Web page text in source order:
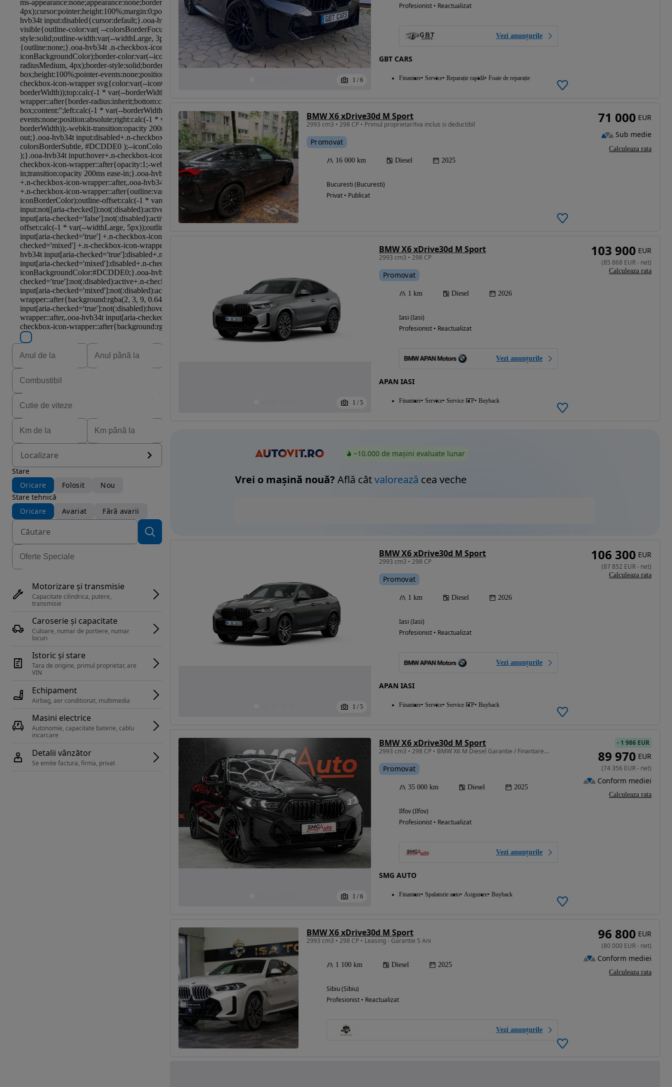
Localizare
Stare
Oricare
Folosit
Nou
Stare tehnică
Oricare
Avariat Fără avarii
Motorizare și transmisie
Capacitate cilindrica, putere,
transmisie
Caroserie și capacitate
Culoare, numar de portiere, numar
locuri
Istoric și stare
Tara de origine, primul proprietar, are
Echipament
Airbag, aer conditionat, multimedia
Masini electrice
Autonomie, capacitate baterie, cablu
Detalii vânzător
Se emite factura, firma, privat
1 / 6
Profesionist • Reactualizat
Vezi anunțurile
GBT CARS
Finantare Service Reparație rapidă Foaie de reparație
BMW X6 xDrive30d M Sport
2993 cm3 • 298 CP • Primul proprietar/tva inclus si deductibil
Promovat
16 000 km Diesel 2025
Bucuresti (Bucuresti)
Privat • Publicat
71 000 EUR
Sub medie
Calculeaza rata
1 / 5
BMW X6 xDrive30d M Sport
2993 cm3 • 298 CP
Promovat
1 km Diesel 2026
Iasi (Iasi)
Profesionist • Reactualizat
Vezi anunțurile
APAN IASI
Finantare Service Service ITP Buyback
103 900 EUR
(85 868 EUR- net)
Calculeaza rata
~10.000 de mașini evaluate lunar
Vrei o mașină nouă? Află câtvalorează cea veche
1 / 5
BMW X6 xDrive30d M Sport
2993 cm3 • 298 CP
Promovat
1 km Diesel 2026
Iasi (Iasi)
Profesionist • Reactualizat
Vezi anunțurile
APAN IASI
Finantare Service Service ITP Buyback
106 300 EUR
(87 852 EUR- net)
Calculeaza rata
1 / 6
BMW X6 xDrive30d M Sport
2993 cm3 • 298 CP • BMW X6 M Diesel Garantie / Finantare Tva Deductibil
Promovat
35 000 km Diesel 2025
Ilfov (Ilfov)
Profesionist • Reactualizat
Vezi anunțurile
SMG AUTO
Finantare Spalatorie auto Asigurare Buyback
- 1 986 EUR
89 970 EUR
(74 356 EUR- net)
Conform mediei
Calculeaza rata
BMW X6 xDrive30d M Sport
2993 cm3 • 298 CP • Leasing - Garantie 5 Ani
1 100 km Diesel 2025
Sibiu (Sibiu)
Profesionist • Reactualizat
Vezi anunțurile
96 800 EUR
(80 000 EUR- net)
Conform mediei
Calculeaza rata